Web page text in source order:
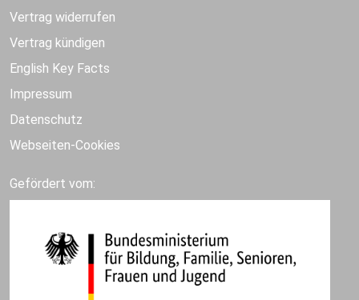
Vertrag widerrufen
Vertrag kündigen
English Key Facts
Impressum
Datenschutz
Webseiten-Cookies
Gefördert vom: